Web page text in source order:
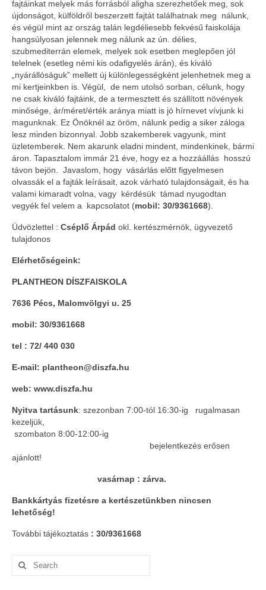
fajtáinkat melyek más forrásból aligha szerezhetőek meg, sok
újdonságot, külföldről beszerzett fajtát találhatnak meg nálunk,
és végül mint az ország talán legdéliesebb fekvésű faiskolája
hangsúlyosan jelennek meg nálunk az ún. délies,
szubmediterrán elemek, melyek sok esetben meglepően jól
telelnek (esetleg némi kis odafigyelés árán), és kiváló
„nyárállóságuk” mellett új különlegességként jelenhetnek meg a
mi kertjeinkben is. Végül, de nem utolsó sorban, célunk, hogy
ne csak kiváló fajtáink, de a termesztett és szállított növények
minősége, ár/méret/érték aránya miatt is jó hírnevet vívjunk ki
magunknak. Ez Önöknél az öröm, nálunk pedig a siker záloga
lesz minden bizonnyal. Jobb szakemberek vagyunk, mint
üzletemberek. Nem akarunk eladni mindent, mindenkinek, bármi
áron. Tapasztalom immár 21 éve, hogy ez a hozzáállás hosszú
távon bejön. Javaslom, hogy vásárlás előtt figyelmesen
olvassák el a fajták leírásait, azok várható tulajdonságait, és ha
valami kimaradt volna, vagy kérdésük támad nyugodtan
vegyék fel velem a kapcsolatot (mobil: 30/9361668).
Üdvözlettel : Cséplő Árpád okl. kertészmérnök, ügyvezető
tulajdonos
Elérhetőségeink:
PLANTHEON DÍSZFAISKOLA
7636 Pécs, Malomvölgyi u. 25
mobil: 30/9361668
tel : 72/ 440 030
E-mail: plantheon@diszfa.hu
web: www.diszfa.hu
Nyitva tartásunk: szezonban 7:00-tól 16:30-ig rugalmasan
kezeljük,
szombaton 8:00-12:00-ig
bejelentkezés erősen
ajánlott!
vasárnap : zárva.
Bankkártyás fizetésre a kertészetünkben nincsen
lehetőség!
További tájékoztatás : 30/9361668
Search
for: